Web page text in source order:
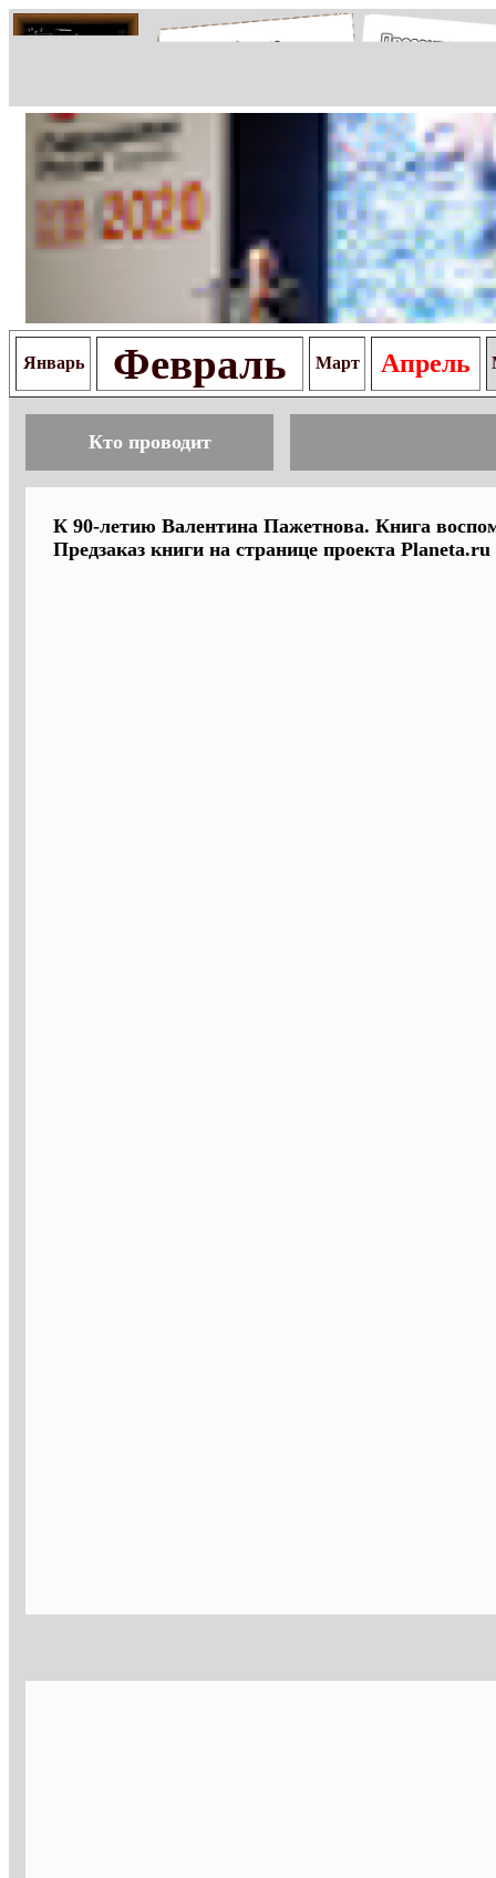
Январь Февраль Март Апрель
Кто проводит
К 90-летию Валентина Пажетнова. Книга
Предзаказ книги на странице проекта Planeta.ru